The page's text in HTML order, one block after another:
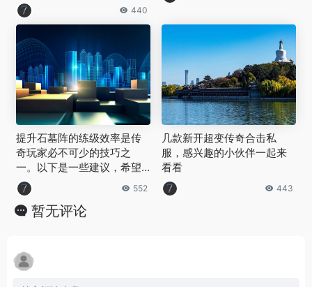
440
提升石墓阵的练级效率是传
奇玩家必不可少的技巧之
一。以下是一些建议，希望
对大家有所帮助。
552
几款新开超变传奇合击私
服，感兴趣的小伙伴一起来
看看
443
暂无评论